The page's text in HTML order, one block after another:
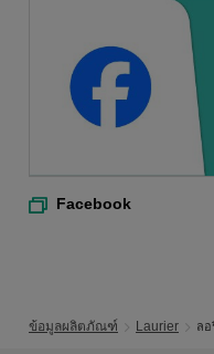
Facebook
ข้อมูลผลิตภัณฑ์ Laurier ลอ